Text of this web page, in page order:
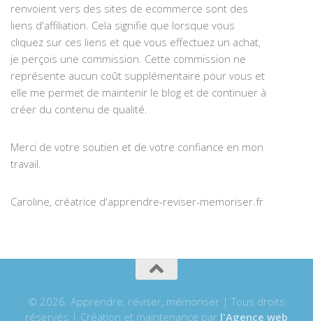
renvoient vers des sites de ecommerce sont des
liens d'affiliation. Cela signifie que lorsque vous
cliquez sur ces liens et que vous effectuez un achat,
je perçois une commission. Cette commission ne
représente aucun coût supplémentaire pour vous et
elle me permet de maintenir le blog et de continuer à
créer du contenu de qualité.
Merci de votre soutien et de votre confiance en mon
travail.
Caroline, créatrice d'apprendre-reviser-memoriser.fr
© 2026. Apprendre, réviser, mémoriser | Tous droits
réservés | Création et maintenance par l'Agence web